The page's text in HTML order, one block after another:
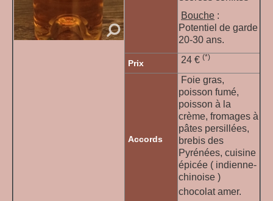
Bouche :
Potentiel de garde
20-30 ans.
Prix 24 € (*)
Accords
Foie gras,
poisson fumé,
poisson à la
crème, fromages à
pâtes persillées,
brebis des
Pyrénées, cuisine
épicée ( indienne-
chinoise )
chocolat amer.